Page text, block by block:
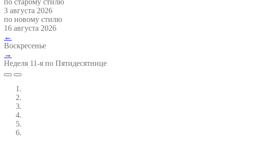
3 августа 2026
по новому стилю
16 августа 2026
←
Воскресенье
→
Неделя 11-я по Пятидесятнице